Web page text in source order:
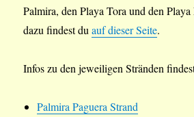
Palmira, den Playa Tora und den
dazu findest duauf dieser Seite.
Infos zu den jeweiligen Stränden
Palmira Paguera Strand